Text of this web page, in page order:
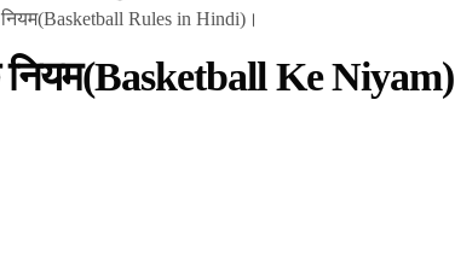
Rules in Hindi)।
Ke Niyam)